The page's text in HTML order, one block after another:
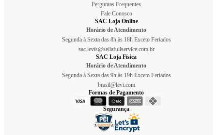
Perguntas Frequentes
Fale Conosco
SAC Loja Online
Horário de Atendimento
Segunda à Sexta das 8h às 18h Exceto Feriados
sac.levis@seliafullservice.com.br
SAC Loja Física
Horário de Atendimento
Segunda à Sexta das 9h às 19h Exceto Feriados
brasil@levi.com
Formas de Pagamento
Segurança